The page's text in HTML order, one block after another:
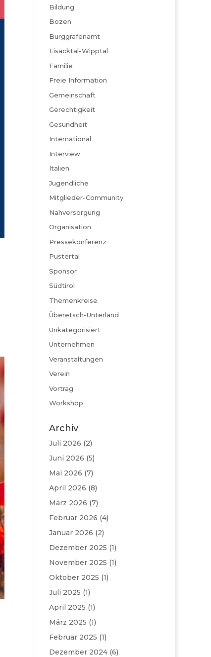
Bildung
Bozen
Burggrafenamt
Eisacktal-Wipptal
Familie
Freie Information
Gemeinschaft
Gerechtigkeit
Gesundheit
International
Interview
Italien
Jugendliche
Mitglieder-Community
Nahversorgung
Organisation
Pressekonferenz
Pustertal
Sponsor
Südtirol
Themenkreise
Überetsch-Unterland
Unkategorisiert
Unternehmen
Veranstaltungen
Verein
Vortrag
Workshop
Archiv
Juli 2026 (2)
Juni 2026 (5)
Mai 2026 (7)
April 2026 (8)
März 2026 (7)
Februar 2026 (4)
Januar 2026 (2)
Dezember 2025 (1)
November 2025 (1)
Oktober 2025 (1)
Juli 2025 (1)
April 2025 (1)
März 2025 (1)
Februar 2025 (1)
Dezember 2024(6)